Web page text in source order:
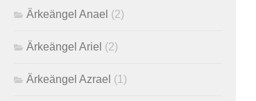
Ärkeängel Anael (2)
Ärkeängel Ariel (2)
Ärkeängel Azrael (1)